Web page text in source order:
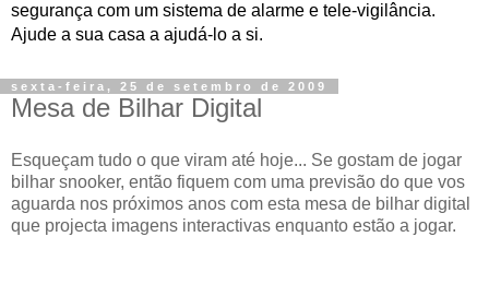
segurança com um sistema de alarme e tele-vigilância.
Ajude a sua casa a ajudá-lo a si.
sexta-feira, 25 de setembro de 2009
Mesa de Bilhar Digital
Esqueçam tudo o que viram até hoje... Se gostam de jogar
bilhar snooker, então fiquem com uma previsão do que vos
aguarda nos próximos anos com esta mesa de bilhar digital
que projecta imagens interactivas enquanto estão a jogar.